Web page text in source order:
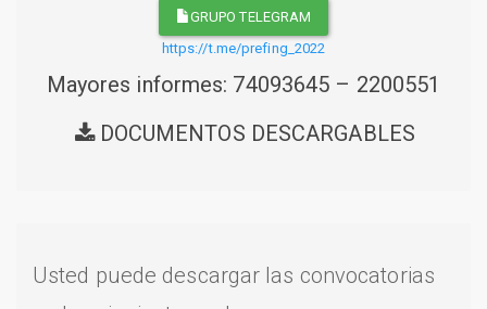
GRUPO TELEGRAM
https://t.me/prefing_2022
Mayores informes: 74093645 – 2200551
DOCUMENTOS DESCARGABLES
Usted puede descargar las convocatorias